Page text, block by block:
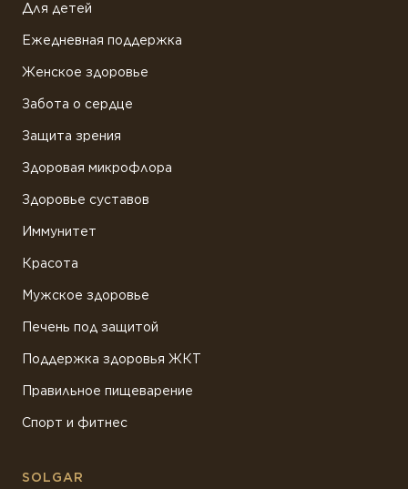
Для детей
Ежедневная поддержка
Женское здоровье
Забота о сердце
Защита зрения
Здоровая микрофлора
Здоровье суставов
Иммунитет
Красота
Мужское здоровье
Печень под защитой
Поддержка здоровья ЖКТ
Правильное пищеварение
Спорт и фитнес
SOLGAR